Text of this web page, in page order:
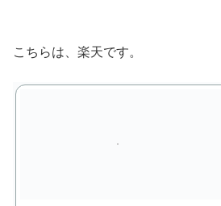
こちらは、楽天です。